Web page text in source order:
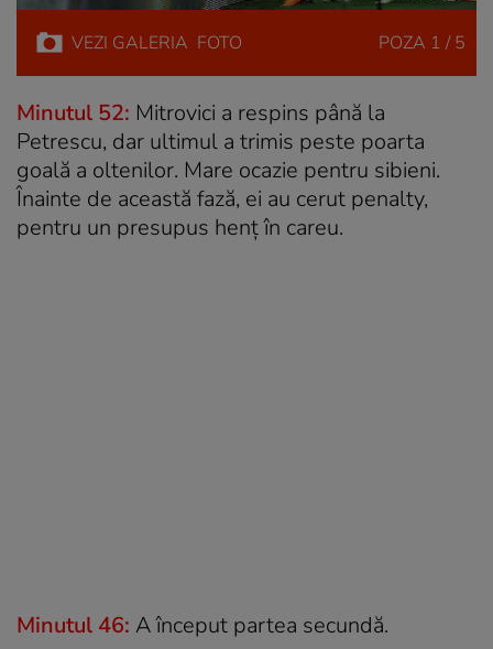
VEZI GALERIA FOTO POZA 1 / 5
Minutul 52: Mitrovici a respins până la
Petrescu, dar ultimul a trimis peste poarta
goală a oltenilor. Mare ocazie pentru sibieni.
Înainte de această fază, ei au cerut penalty,
pentru un presupus henț în careu.
Minutul 46: A început partea secundă.